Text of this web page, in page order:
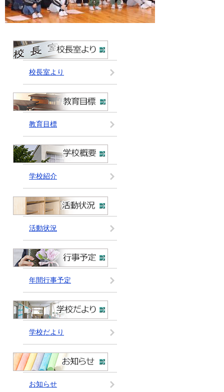
校長室より
教育目標
学校紹介
活動状況
年間行事予定
学校だより
お知らせ